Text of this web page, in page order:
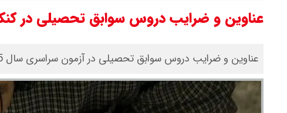
عناوین و ضرایب دروس سوابق تحصیلی در کنکور ۱۴۰۵ اعلام شد +
عناوین و ضرایب دروس سوابق تحصیلی در آزمون سراسری سال 1405 اعلام شد.